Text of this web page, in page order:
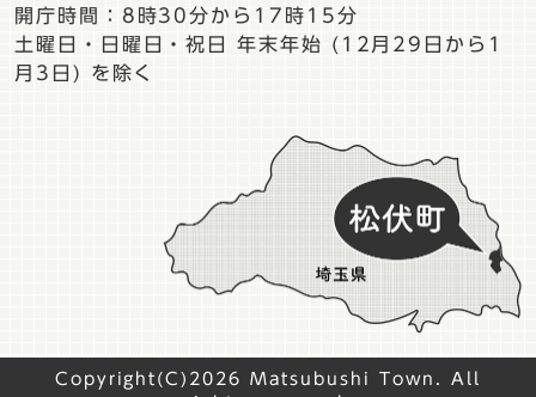
開庁時間：8時30分から17時15分
土曜日・日曜日・祝日 年末年始 (12月29日から1
月3日) を除く
Copyright(C)2026 Matsubushi Town. All